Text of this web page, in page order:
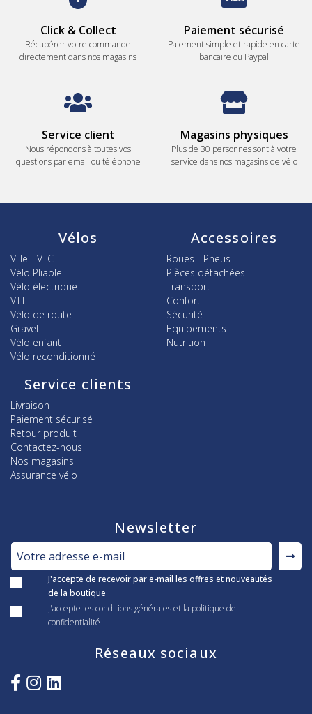
Click & Collect
Récupérer votre commande
directement dans nos magasins
Paiement sécurisé
Paiement simple et rapide en carte
bancaire ou Paypal
Service client
Nous répondons à toutes vos
questions par email ou téléphone
Magasins physiques
Plus de 30 personnes sont à votre
service dans nos magasins de vélo
Vélos
Ville - VTC
Vélo Pliable
Vélo électrique
VTT
Vélo de route
Gravel
Vélo enfant
Vélo reconditionné
Accessoires
Roues - Pneus
Pièces détachées
Transport
Confort
Sécurité
Equipements
Nutrition
Service clients
Livraison
Paiement sécurisé
Retour produit
Contactez-nous
Nos magasins
Assurance vélo
Newsletter
J'accepte de recevoir par e-mail les offres et nouveautés
de la boutique
J'accepte les conditions générales et la politique de
confidentialité
Réseaux sociaux